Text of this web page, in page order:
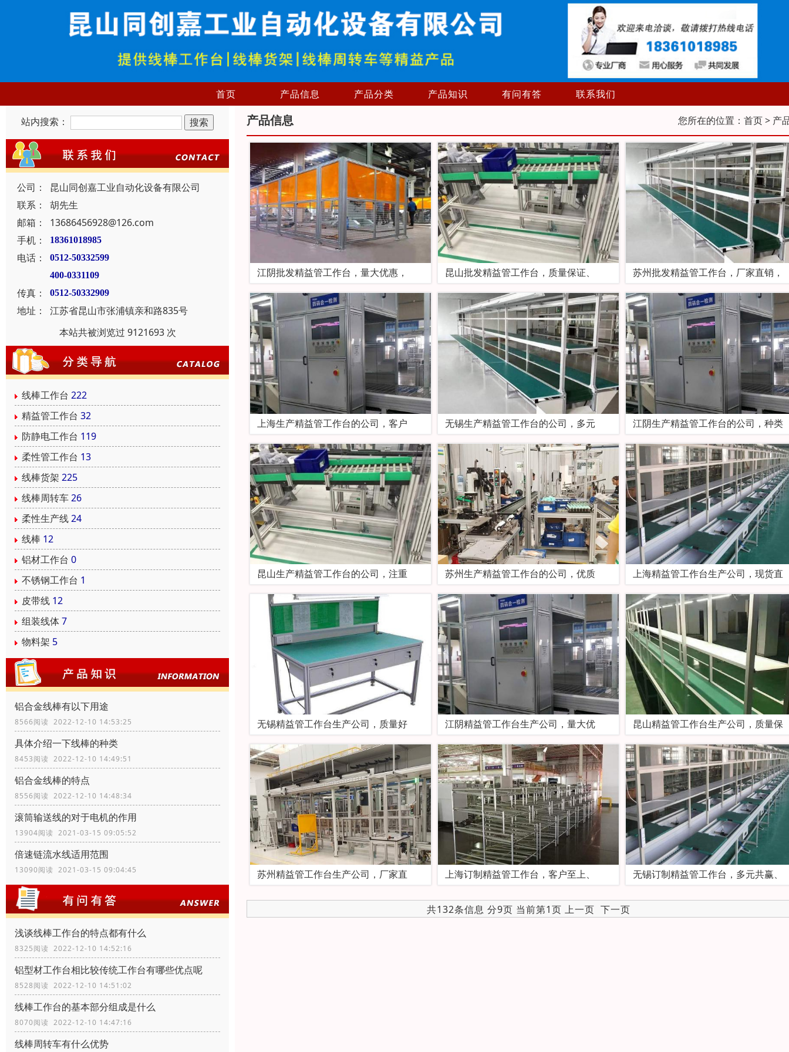
首页 产品信息 产品分类 产品知识 有问有答 联系我们
站内搜索：
公司：
昆山同创嘉工业自动化设备有限公司
联系：
胡先生
邮箱：
13686456928@126.com
手机：
18361018985
电话：
0512-50332599
400-0331109
传真： 0512-50332909
地址：
江苏省昆山市张浦镇亲和路835号
本站共被浏览过 9121693 次
线棒工作台 222
精益管工作台 32
防静电工作台 119
柔性管工作台 13
线棒货架 225
线棒周转车26
柔性生产线24
线棒 12
铝材工作台 0
不锈钢工作台 1
皮带线 12
组装线体7
物料架 5
铝合金线棒有以下用途
8566阅读 2022-12-10 14:53:25
具体介绍一下线棒的种类
8453阅读 2022-12-10 14:49:51
铝合金线棒的特点
8556阅读 2022-12-10 14:48:34
滚筒输送线的对于电机的作用
13904阅读 2021-03-15 09:05:52
倍速链流水线适用范围
13090阅读 2021-03-15 09:04:45
浅谈线棒工作台的特点都有什么
8325阅读 2022-12-10 14:52:16
铝型材工作台相比较传统工作台有哪些优点呢
8528阅读 2022-12-10 14:51:02
线棒工作台的基本部分组成是什么
8070阅读 2022-12-10 14:47:16
线棒周转车有什么优势
产品信息 您所在的位置： 首页> 产
江阴批发精益管工作台，量大优惠， 昆山批发精益管工作台，质量保证、 苏州批发精益管工作台，厂家直销，
上海生产精益管工作台的公司，客户 无锡生产精益管工作台的公司，多元 江阴生产精益管工作台的公司，种类
昆山生产精益管工作台的公司，注重 苏州生产精益管工作台的公司，优质 上海精益管工作台生产公司，现货直
无锡精益管工作台生产公司，质量好 江阴精益管工作台生产公司，量大优 昆山精益管工作台生产公司，质量保
苏州精益管工作台生产公司，厂家直 上海订制精益管工作台，客户至上、 无锡订制精益管工作台，多元共赢、
共132条信息 分9页 当前第1页 上一页 下一页